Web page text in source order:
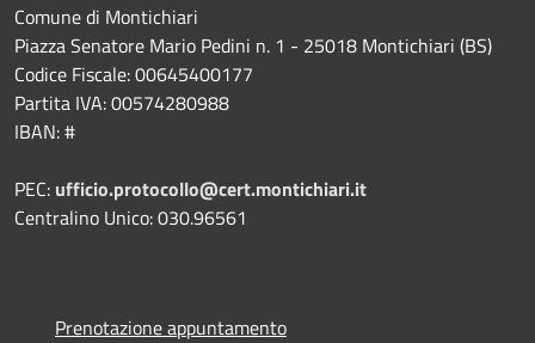
Comune di Montichiari
Piazza Senatore Mario Pedini n. 1 - 25018 Montichiari (BS)
Codice Fiscale: 00645400177
Partita IVA: 00574280988
IBAN: #
PEC: ufficio.protocollo@cert.montichiari.it
Centralino Unico: 030.96561
Prenotazione appuntamento